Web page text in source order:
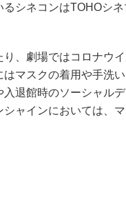
るシネコンはTOHOシ
り、劇場ではコロナウ
はマスクの着用や手洗
退館時のソーシャル
ャインにおいては、